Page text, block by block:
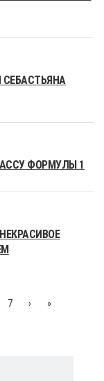
ФОРМУЛЫ 1
7 › »